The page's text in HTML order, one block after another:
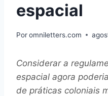
espacial
Poromniletters.com
Considerar a
espacial agora
de práticas coloniais